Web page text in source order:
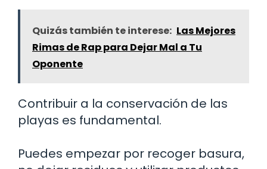
Quizás también te interese: Las Mejores
Rimas de Rap para Dejar Mal a Tu
Oponente
Contribuir a la conservación de las
playas es fundamental.
Puedes empezar por recoger basura,